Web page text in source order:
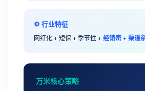
⚙️ 行业特征
网红化 + 短保 + 季节性 +经销密 + 渠道
万米核心策略